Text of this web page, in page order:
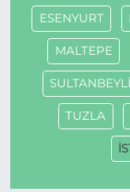
ESENYURT
MALTEPE
SULTANBEYLİ
TUZLA